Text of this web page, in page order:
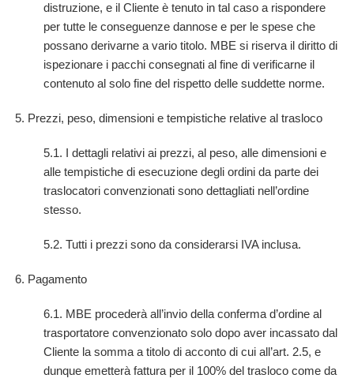
distruzione, e il Cliente è tenuto in tal caso a rispondere
per tutte le conseguenze dannose e per le spese che
possano derivarne a vario titolo. MBE si riserva il diritto di
ispezionare i pacchi consegnati al fine di verificarne il
contenuto al solo fine del rispetto delle suddette norme.
5. Prezzi, peso, dimensioni e tempistiche relative al trasloco
5.1. I dettagli relativi ai prezzi, al peso, alle dimensioni e
alle tempistiche di esecuzione degli ordini da parte dei
traslocatori convenzionati sono dettagliati nell’ordine
stesso.
5.2. Tutti i prezzi sono da considerarsi IVA inclusa.
6. Pagamento
6.1. MBE procederà all’invio della conferma d’ordine al
trasportatore convenzionato solo dopo aver incassato dal
Cliente la somma a titolo di acconto di cui all’art. 2.5, e
dunque emetterà fattura per il 100% del trasloco come da